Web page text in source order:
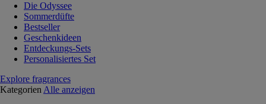
Die Odyssee
Sommerdüfte
Bestseller
Geschenkideen
Entdeckungs-Sets
Personalisiertes Set
Explore fragrances
Kategorien Alle anzeigen